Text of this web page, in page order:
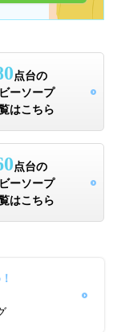
点台の
ーソープ
はこちら
点台の
ーソープ
はこちら